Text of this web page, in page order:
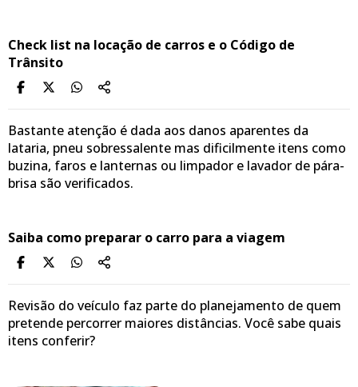
Check list na locação de carros e o Código de
Trânsito
Bastante atenção é dada aos danos aparentes da
lataria, pneu sobressalente mas dificilmente itens como
buzina, faros e lanternas ou limpador e lavador de pára-
brisa são verificados.
Saiba como preparar o carro para a viagem
Revisão do veículo faz parte do planejamento de quem
pretende percorrer maiores distâncias. Você sabe quais
itens conferir?